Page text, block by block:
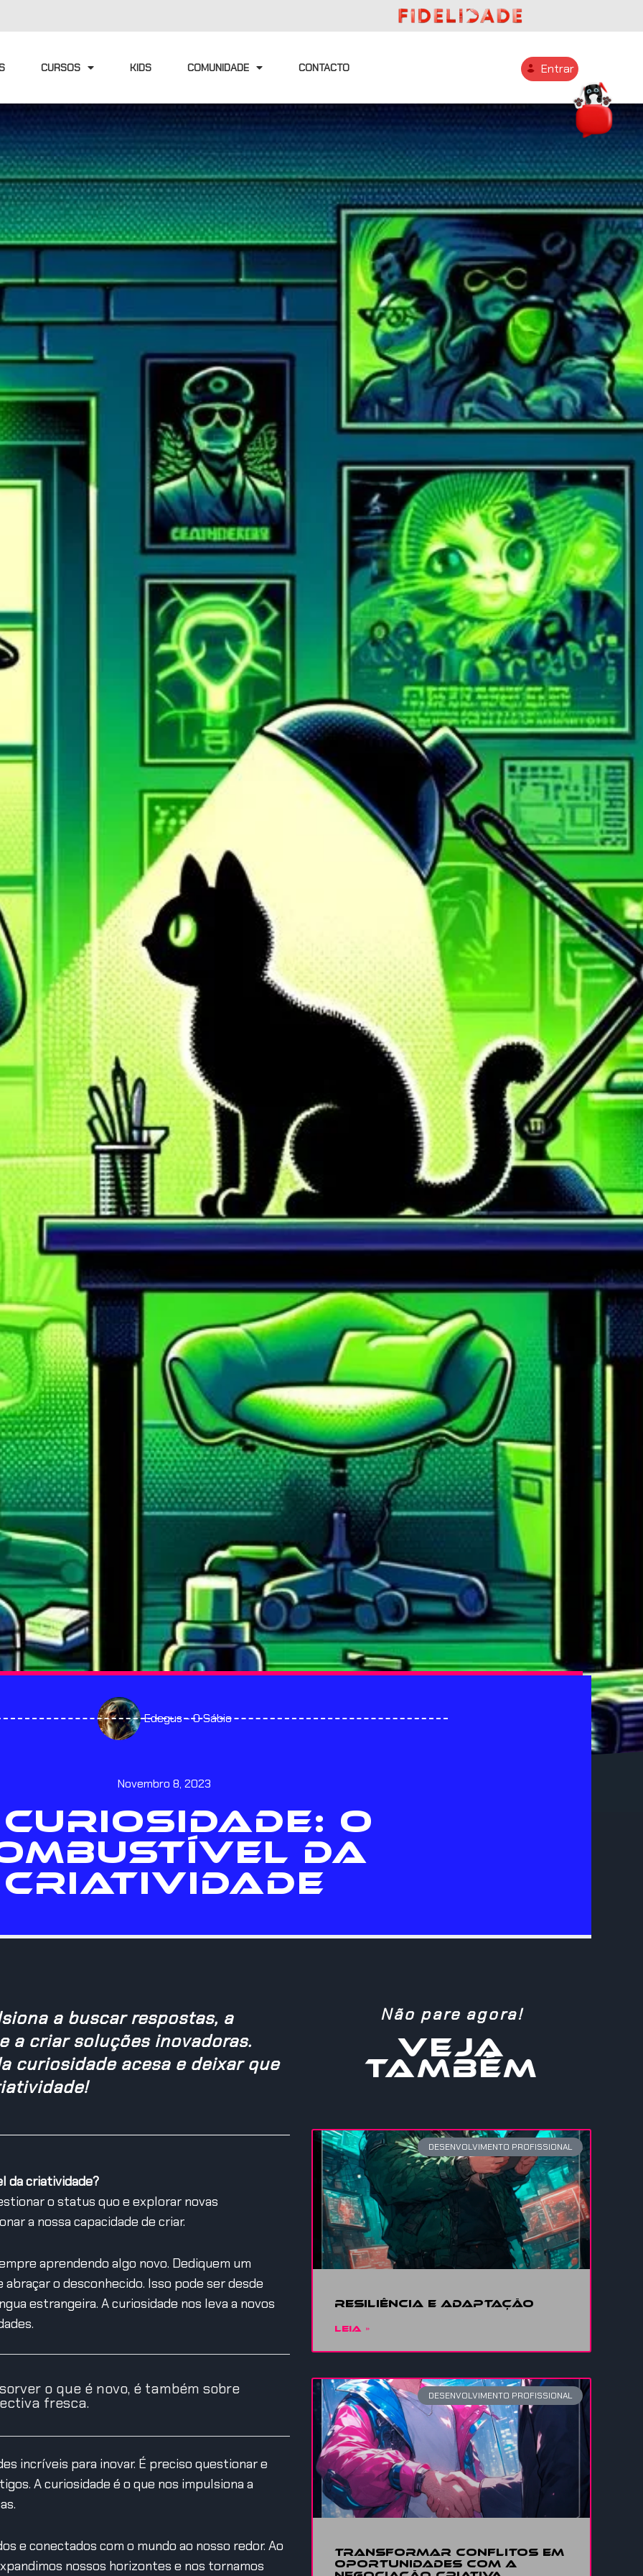
CURSOS KIDS COMUNIDADE CONTACTO Entrar
Edegus - O Sábio
Novembro 8, 2023
O
DA
CRIATIVIDADE
a buscar respostas, a
a criar soluções inovadoras.
curiosidade acesa e deixar que
da criatividade?
o status quo e explorar novas
a nossa capacidade de criar.
aprendendo algo novo. Dediquem um
o desconhecido. Isso pode ser desde
estrangeira. A curiosidade nos leva a novos
o que é novo, é também sobre
fresca.
incríveis para inovar. É preciso questionar e
A curiosidade é o que nos impulsiona a
e conectados com o mundo ao nosso redor. Ao
nossos horizontes e nos tornamos
Não pare agora!
VEJA
TAMBÉM
DESENVOLVIMENTO PROFISSIONAL
Resiliência e adaptação
LEIA »
DESENVOLVIMENTO PROFISSIONAL
Transformar conflitos em
oportunidades com a